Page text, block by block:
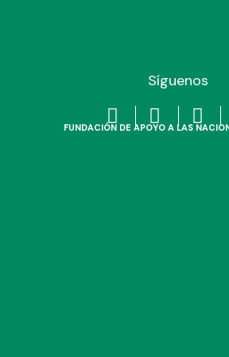
Síguenos
FUNDACIÓN DE APOYO A LAS
de derechos
(NNA) en
a través de las
comunitarios de
y denuncia de la